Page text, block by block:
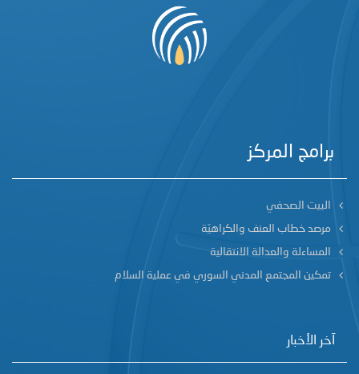
برامج المركز
البيت الصحفي
مرصد خطاب العنف والكراهيّة
المساءلة والعدالة الانتقالية
تمكين المجتمع المدني السوري في عملية السلام
آخر الأخبار